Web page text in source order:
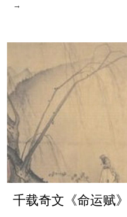
→
千载奇文《命运赋》